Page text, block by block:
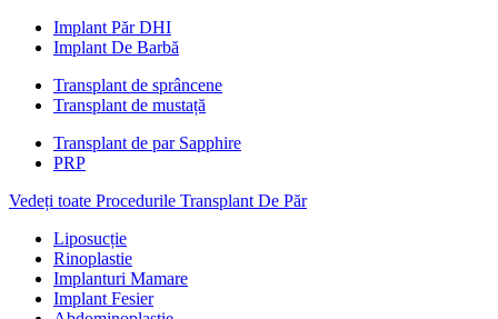
Implant Păr DHI
Implant De Barbă
Transplant de sprâncene
Transplant de mustață
Transplant de par Sapphire
PRP
Vedeți toate Procedurile Transplant De Păr
Liposucție
Rinoplastie
Implanturi Mamare
Implant Fesier